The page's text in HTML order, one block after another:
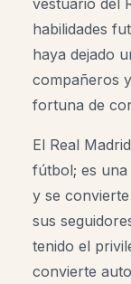
habilidades
haya dejado
compañeros
fortuna de
El Real
fútbol; es una
y se
sus
tenido el
convierte